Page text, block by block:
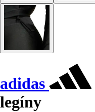
adidas
legíny